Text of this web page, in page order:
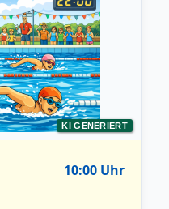
KI GENERIERT
10:00 Uhr